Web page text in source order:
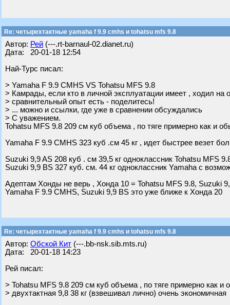
Re: четырехтактные yamaha f 9.9 cmhs и tohatsu mfs 9.8
Автор: Рей (---.rt-barnaul-02.dianet.ru)
Дата: 20-01-18 12:54
Най-Турс писал:
> Yamaha F 9.9 CMHS VS Tohatsu MFS 9.8
> Камрады, если кто в личной эксплуатации имеет , ходил на
> сравнительный опыт есть - поделитесь!
> ... можно и ссылки, где уже в сравнении обсуждались
> С уважением.
Tohatsu MFS 9.8 209 см куб объема , по тяге примерно как и
Yamaha F 9.9 CMHS 323 куб .см 45 кг , идет быстрее везет
Suzuki 9,9 AS 208 куб . см 39,5 кг одноклассник Tohatsu MFS
Suzuki 9,9 BS 327 куб. см. 44 кг одноклассник Yamaha с
Адептам Хонды не верь , Хонда 10 = Tohatsu MFS 9.8, Suzuki
Yamaha F 9.9 CMHS, Suzuki 9,9 BS это уже ближе к Хонда 20
Re: четырехтактные yamaha f 9.9 cmhs и tohatsu mfs 9.8
Автор: Обской Кит (---.bb-nsk.sib.mts.ru)
Дата: 20-01-18 14:23
Рей писал:
> Tohatsu MFS 9.8 209 см куб объема , по тяге примерно как и
> двухтактная 9,8 38 кг (взвешивал лично) очень экономичная